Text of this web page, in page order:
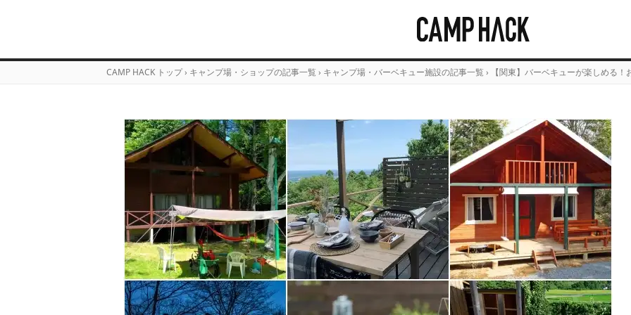
CAMP HACK トップ › キャンプ場・ショップの記事一覧 › キャンプ場・バーベキュー施設の記事一覧 › 【関東】バーベキューが楽しめる